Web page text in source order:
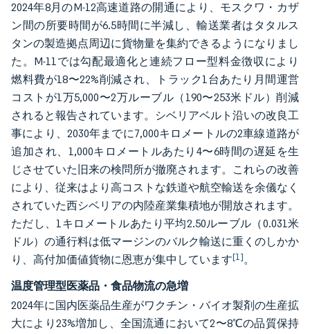
2024年8月のM-12高速道路の開通により、モスクワ・カザ
ン間の所要時間が6.5時間に半減し、輸送業者はタタルス
タンの製造拠点周辺に貨物量を集約できるようになりまし
た。M-11では勾配最適化と連続フロー型料金徴収により
燃料費が18〜22%削減され、トラック1台あたり月間運営
コストが1万5,000〜2万ルーブル（190〜253米ドル）削減
されると報告されています。シベリアベルト沿いの改良工
事により、2030年までに7,000キロメートルの2車線道路が
追加され、1,000キロメートルあたり4〜6時間の遅延を生
じさせていた旧来の検問所が撤廃されます。これらの改善
により、従来はより高コストな鉄道や航空輸送を余儀なく
されていた西シベリアの内陸産業集積地が開放されます。
ただし、1キロメートルあたり平均2.50ルーブル（0.031米
ドル）の通行料は低マージンのバルク輸送に重くのしかか
り、高付加価値貨物に恩恵が集中しています[1]。
温度管理型医薬品・食品物流の急増
2024年に国内医薬品生産がワクチン・バイオ製剤の生産拡
大により23%増加し、全国流通において2〜8℃の品質保持